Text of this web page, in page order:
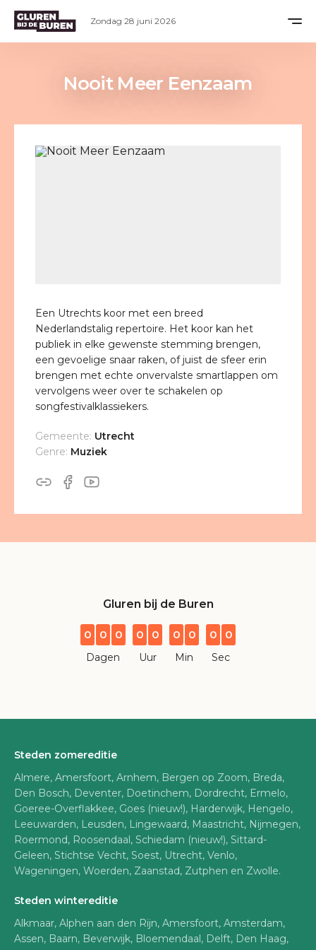
Nooit Meer Eenzaam
Een Utrechts koor met een breed
Nederlandstalig repertoire. Het koor kan het
publiek in elke gewenste stemming brengen,
een gevoelige snaar raken, of juist de sfeer erin
brengen met echte onvervalste smartlappen om
vervolgens weer over te schakelen op
songfestivalklassiekers.
Gemeente: Utrecht
Genre: Muziek
Gluren bij de Buren
0 0 0
Dagen
0 0
Uur
0 0
Min
0 0
Sec
Steden zomereditie
Almere, Amersfoort, Arnhem, Bergen op Zoom, Breda,
Den Bosch, Deventer, Doetinchem, Dordrecht, Ermelo,
Goeree-Overflakkee, Goes (nieuw!), Harderwijk, Hengelo,
Leeuwarden, Leusden, Lingewaard, Maastricht, Nijmegen,
Roermond, Roosendaal, Schiedam (nieuw!), Sittard-
Geleen, Stichtse Vecht, Soest, Utrecht, Venlo,
Wageningen, Woerden, Zaanstad, Zutphen en Zwolle.
Steden wintereditie
Alkmaar, Alphen aan den Rijn, Amersfoort, Amsterdam,
Assen, Baarn, Beverwijk, Bloemendaal, Delft, Den Haag,
Zondag 28 juni 2026